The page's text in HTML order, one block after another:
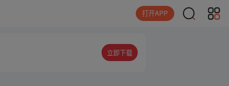
打开APP
立即下载